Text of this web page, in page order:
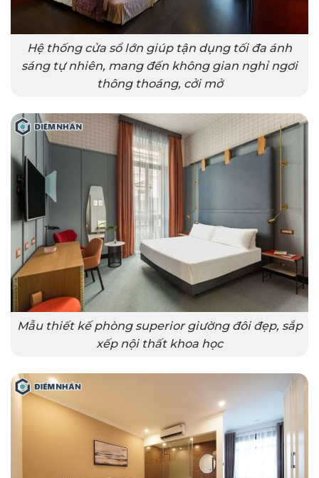
Hệ thống cửa sổ lớn giúp tận dụng tối đa ánh
sáng tự nhiên, mang đến không gian nghỉ ngơi
thông thoáng, cởi mở
Mẫu thiết kế phòng superior giường đôi đẹp, sắp
xếp nội thất khoa học